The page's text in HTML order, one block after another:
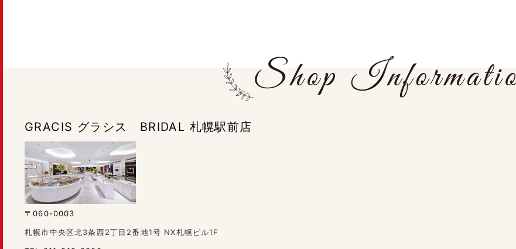
GRACIS グラシス BRIDAL 札幌駅前店
〒060-0003
札幌市中央区北3条西2丁目2番地1号 NX札幌ビル1F